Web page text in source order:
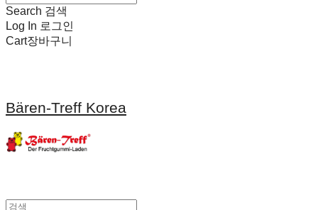
Search 검색
Log In 로그인
Cart장바구니
Bären-Treff Korea